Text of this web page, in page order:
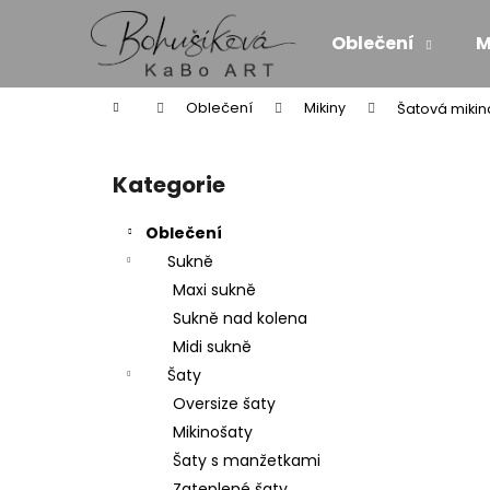
Oblečení
Domů Oblečení Mikiny Šatová
Přeskočit
kategorie
Kategorie
Oblečení
Sukně
Maxi sukně
Sukně nad kolena
Midi sukně
Šaty
Oversize šaty
Mikinošaty
Šaty s manžetkami
í
Zpět
do
Zpět
do
MAXI ŠATY - NÁDECH A VÝDECH